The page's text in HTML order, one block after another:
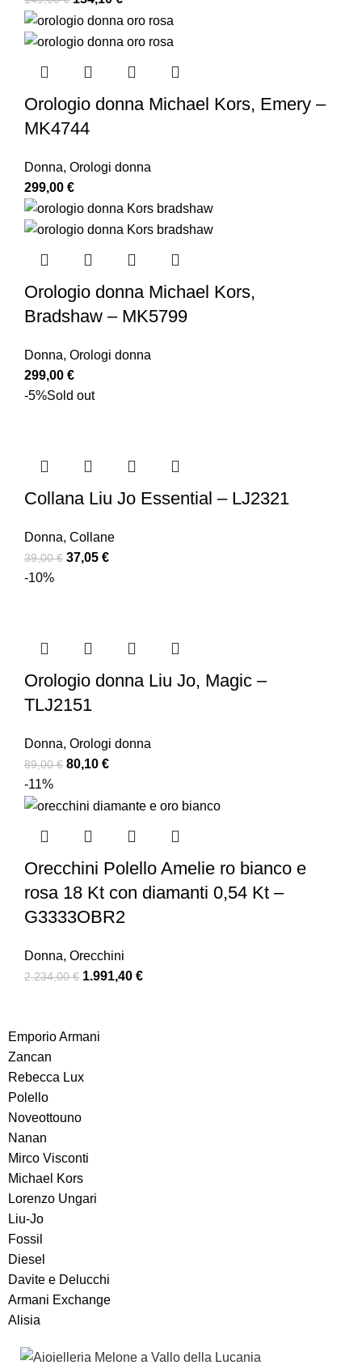
Orologio donna Michael Kors, Emery –
MK4744
Donna, Orologi donna
299,00 €
Orologio donna Michael Kors,
Bradshaw – MK5799
Donna, Orologi donna
299,00 €
-5%Sold out
Collana Liu Jo Essential – LJ2321
Donna, Collane
39,00€ 37,05 €
-10%
Orologio donna Liu Jo, Magic –
TLJ2151
Donna, Orologi donna
89,00€ 80,10 €
-11%
Orecchini Polello Amelie ro bianco e
rosa 18 Kt con diamanti 0,54 Kt –
G3333OBR2
Donna, Orecchini
2.234,00€ 1.991,40 €
Emporio Armani
Zancan
Rebecca Lux
Polello
Noveottouno
Nanan
Mirco Visconti
Michael Kors
Lorenzo Ungari
Liu-Jo
Fossil
Diesel
Davite e Delucchi
Armani Exchange
Alisia